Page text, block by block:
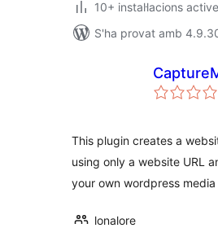
10+ instal·lacions
S'ha provat amb
This plugin creates a
using only a website URL
your own wordpress
lonalore